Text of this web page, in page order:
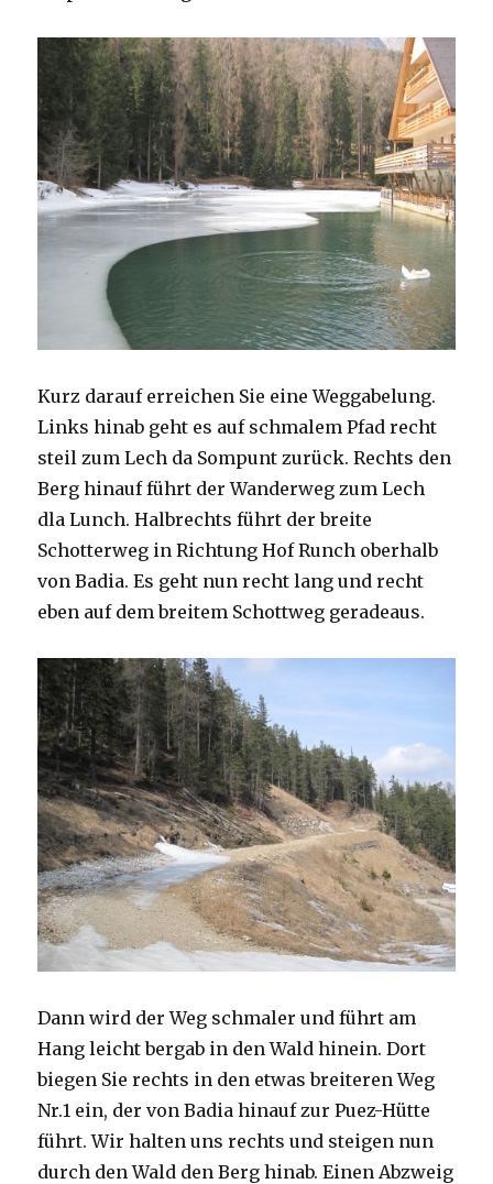
Kurz darauf erreichen Sie eine Weggabelung.
Links hinab geht es auf schmalem Pfad recht
steil zum Lech da Sompunt zurück. Rechts den
Berg hinauf führt der Wanderweg zum Lech
dla Lunch. Halbrechts führt der breite
Schotterweg in Richtung Hof Runch oberhalb
von Badia. Es geht nun recht lang und recht
eben auf dem breitem Schottweg geradeaus.
Dann wird der Weg schmaler und führt am
Hang leicht bergab in den Wald hinein. Dort
biegen Sie rechts in den etwas breiteren Weg
Nr.1 ein, der von Badia hinauf zur Puez-Hütte
führt. Wir halten uns rechts und steigen nun
durch den Wald den Berg hinab. Einen Abzweig